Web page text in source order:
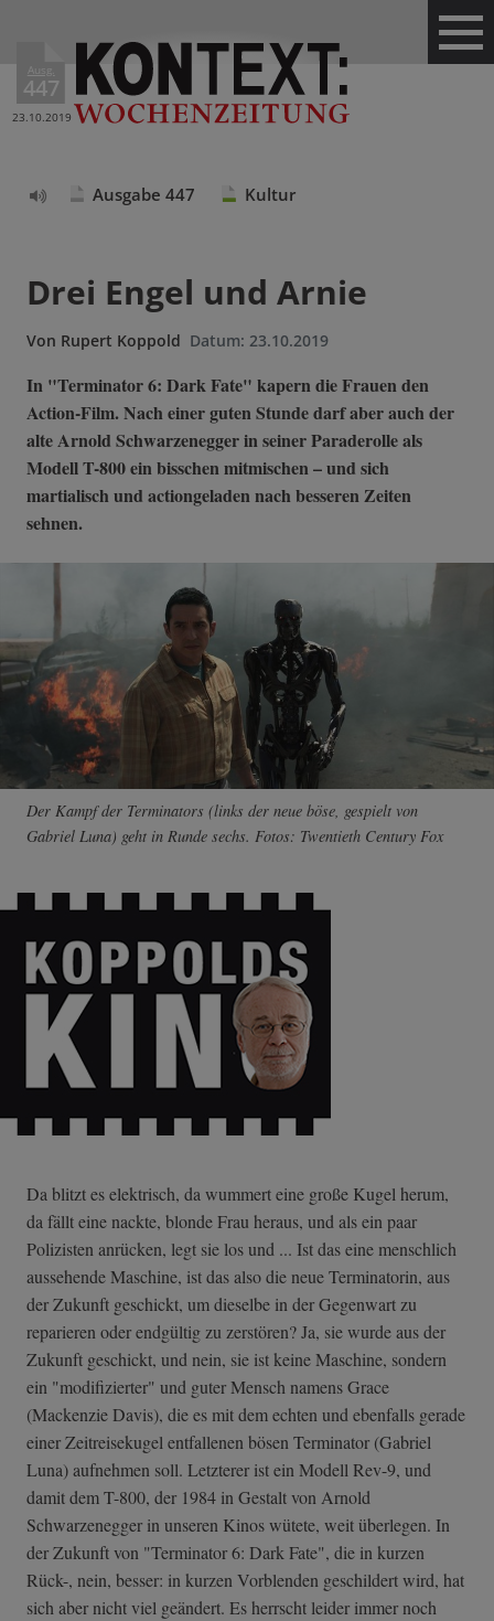
Ausg.
447
23.10.2019
Ausgabe 447 Kultur
Drei Engel und Arnie
Von Rupert Koppold Datum: 23.10.2019
In "Terminator 6: Dark Fate" kapern die Frauen den
Action-Film. Nach einer guten Stunde darf aber auch der
alte Arnold Schwarzenegger in seiner Paraderolle als
Modell T-800 ein bisschen mitmischen – und sich
martialisch und actiongeladen nach besseren Zeiten
sehnen.
Der Kampf der Terminators (links der neue böse, gespielt von
Gabriel Luna) geht in Runde sechs. Fotos: Twentieth Century Fox
Da blitzt es elektrisch, da wummert eine große Kugel herum,
da fällt eine nackte, blonde Frau heraus, und als ein paar
Polizisten anrücken, legt sie los und ... Ist das eine menschlich
aussehende Maschine, ist das also die neue Terminatorin, aus
der Zukunft geschickt, um dieselbe in der Gegenwart zu
reparieren oder endgültig zu zerstören? Ja, sie wurde aus der
Zukunft geschickt, und nein, sie ist keine Maschine, sondern
ein "modifizierter" und guter Mensch namens Grace
(Mackenzie Davis), die es mit dem echten und ebenfalls gerade
einer Zeitreisekugel entfallenen bösen Terminator (Gabriel
Luna) aufnehmen soll. Letzterer ist ein Modell Rev-9, und
damit dem T-800, der 1984 in Gestalt von Arnold
Schwarzenegger in unseren Kinos wütete, weit überlegen. In
der Zukunft von "Terminator 6: Dark Fate", die in kurzen
Rück-, nein, besser: in kurzen Vorblenden geschildert wird, hat
sich aber nicht viel geändert. Es herrscht leider immer noch